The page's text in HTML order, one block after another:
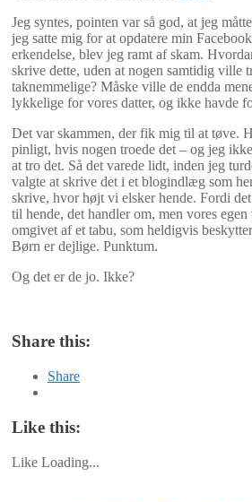
Jeg syntes, pointen var så god, at jeg
jeg satte mig for at opdatere min
erkendelse, blev jeg ramt af skam.
skrive dette, uden at nogen samtidig ville
taknemmelige? Måske ville de endda
lykkelige for vores datter, og ikke havde
Det var skammen, der fik mig til at tøve.
pinligt, hvis nogen troede det – og jeg
at tro det. Så det varede lidt, inden jeg
valgte at skrive det i et blogindlæg som
skrive, hvor højt vi elsker hende. Fordi
til hende, det handler om, men vores
omgivet af et tabu, som heldigvis
Børn er dejlige. Punktum.
Og det er de jo. Ikke?
Share this:
Share
Like this:
Like Loading...